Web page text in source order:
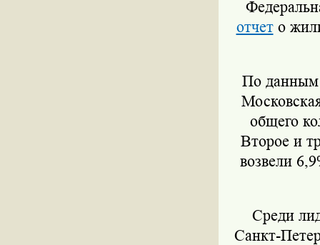
отчето
По данным
общего
Второе и
возвели
Среди
Санкт-